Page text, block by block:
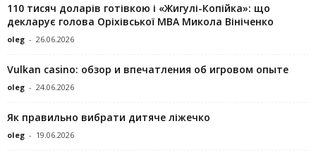
110 тисяч доларів готівкою і «Жигулі-Копійка»: що
декларує голова Оріхівської МВА Микола Вініченко
oleg - 26.06.2026
Vulkan casino: обзор и впечатления об игровом опыте
oleg - 24.06.2026
Як правильно вибрати дитяче ліжечко
oleg - 19.06.2026